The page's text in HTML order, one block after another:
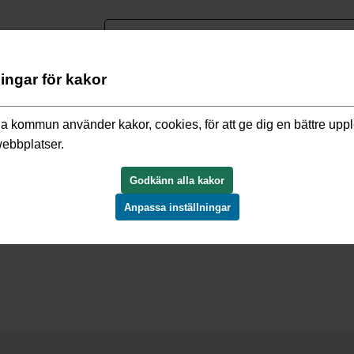
kartor/Karttjänster
som du exempelvis kan behöva när du söker
för kakor
kommun använder kakor, cookies, för att ge dig en bättre
Godkänn alla kakor
Anpassa inställningar